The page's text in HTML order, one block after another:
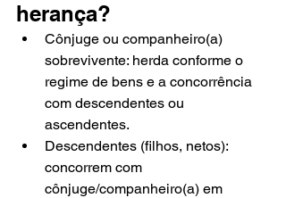
herança?
Cônjuge ou companheiro(a)
sobrevivente: herda conforme o
regime de bens e a concorrência
com descendentes ou
ascendentes.
Descendentes (filhos, netos):
concorrem com
cônjuge/companheiro(a) em